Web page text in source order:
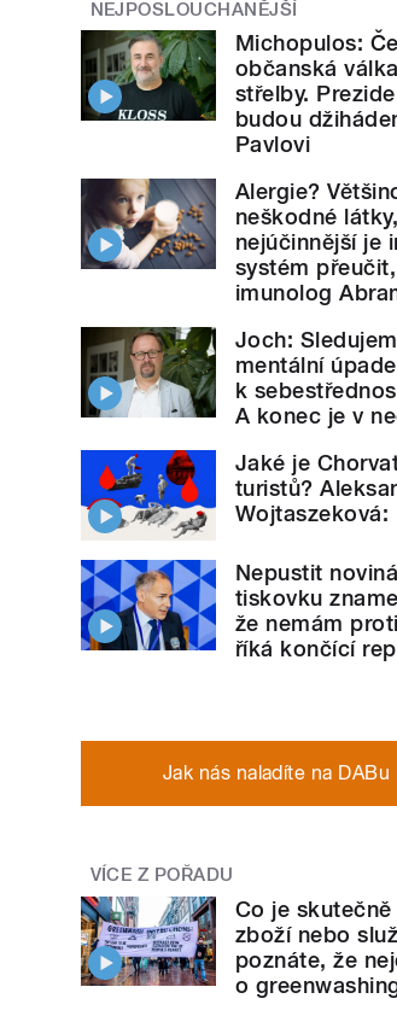
NEJPOSLOUCHANĚJŠÍ
Michopulos:
občanská
střelby.
budou
Pavlovi
Alergie?
neškodné látky,
nejúčinnější je
systém
imunolog
Joch:
mentální
k
A konec je v
Jaké je
turistů?
Wojtaszeková:
Nepustit
tiskovku
že nemám
říká končící
Jak nás naladíte na DABu
VÍCE Z POŘADU
Co je
zboží nebo
poznáte, že
o